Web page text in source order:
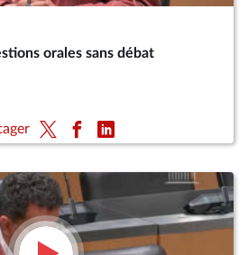
orales sans débat